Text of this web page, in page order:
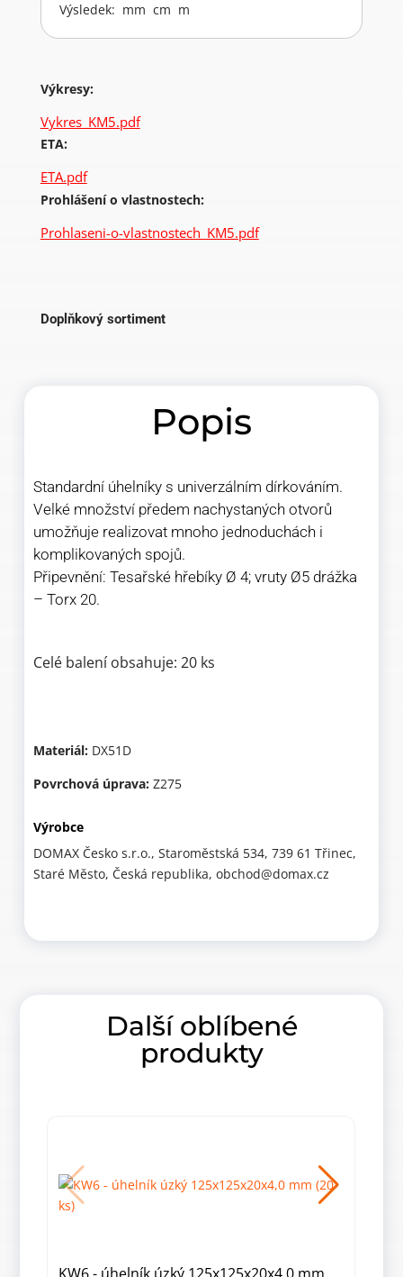
Výsledek: mm cm m
Výkresy:
Vykres_KM5.pdf
ETA:
ETA.pdf
Prohlášení o vlastnostech:
Prohlaseni-o-vlastnostech_KM5.pdf
Doplňkový sortiment
Popis
Standardní úhelníky s univerzálním dírkováním.
Velké množství předem nachystaných otvorů
umožňuje realizovat mnoho jednoduchách i
komplikovaných spojů.
Připevnění: Tesařské hřebíky Ø 4; vruty Ø5 drážka
– Torx 20.
Celé balení obsahuje: 20 ks
Materiál: DX51D
Povrchová úprava: Z275
Výrobce
DOMAX Česko s.r.o., Staroměstská 534, 739 61 Třinec,
Staré Město, Česká republika, obchod@domax.cz
Další oblíbené
produkty